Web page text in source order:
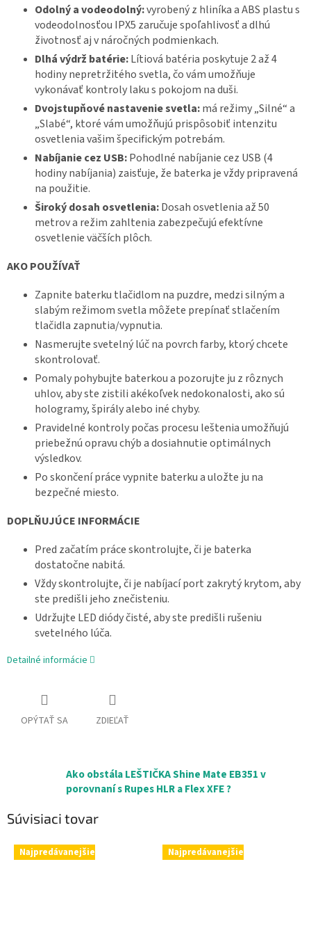
Odolný a vodeodolný:vyrobený z hliníka a ABS plastu s
vodeodolnosťou IPX5 zaručuje spoľahlivosť a dlhú
životnosť aj v náročných podmienkach.
Dlhá výdrž batérie:Lítiová batéria poskytuje 2 až 4
hodiny nepretržitého svetla, čo vám umožňuje
vykonávať kontroly laku s pokojom na duši.
Dvojstupňové nastavenie svetla:má režimy „Silné“ a
„Slabé“, ktoré vám umožňujú prispôsobiť intenzitu
osvetlenia vašim špecifickým potrebám.
Nabíjanie cez USB:Pohodlné nabíjanie cez USB (4
hodiny nabíjania) zaisťuje, že baterka je vždy pripravená
na použitie.
Široký dosah osvetlenia:Dosah osvetlenia až 50
metrov a režim zahltenia zabezpečujú efektívne
osvetlenie väčších plôch.
AKO POUŽÍVAŤ
Zapnite baterku tlačidlom na puzdre, medzi silným a
slabým režimom svetla môžete prepínať stlačením
tlačidla zapnutia/vypnutia.
Nasmerujte svetelný lúč na povrch farby, ktorý chcete
skontrolovať.
Pomaly pohybujte baterkou a pozorujte ju z rôznych
uhlov, aby ste zistili akékoľvek nedokonalosti, ako sú
hologramy, špirály alebo iné chyby.
Pravidelné kontroly počas procesu leštenia umožňujú
priebežnú opravu chýb a dosiahnutie optimálnych
výsledkov.
Po skončení práce vypnite baterku a uložte ju na
bezpečné miesto.
DOPLŇUJÚCE INFORMÁCIE
Pred začatím práce skontrolujte, či je baterka
dostatočne nabitá.
Vždy skontrolujte, či je nabíjací port zakrytý krytom, aby
ste predišli jeho znečisteniu.
Udržujte LED diódy čisté, aby ste predišli rušeniu
svetelného lúča.
Detailné informácie
OPÝTAŤ SA ZDIEĽAŤ
Ako obstála LEŠTIČKA Shine Mate EB351 v
porovnaní s Rupes HLR a Flex XFE ?
Súvisiaci tovar
Najpredávanejšie Najpredávanejšie